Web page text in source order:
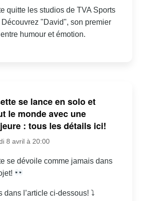
quitte les studios de TVA Sports
"David", son premier
humour et émotion.
se lance en solo et
le monde avec une
: tous les détails ici!
8 avril à 20:00
se dévoile comme jamais dans
dans l’article ci-dessous! ⤵